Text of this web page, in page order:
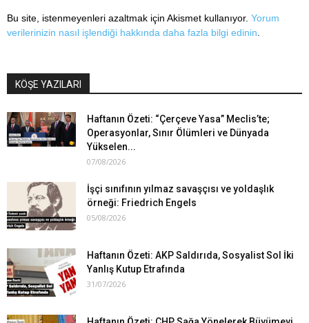
Bu site, istenmeyenleri azaltmak için Akismet kullanıyor. Yorum
verilerinizin nasıl işlendiği hakkında daha fazla bilgi edinin
KÖŞE YAZILARI
Haftanın Özeti: “Çerçeve Yasa” Meclis’te;
Operasyonlar, Sınır Ölümleri ve Dünyada
Yükselen...
07/08/2026
İşçi sınıfının yılmaz savaşçısı ve yoldaşlık
örneği: Friedrich Engels
05/08/2026
Haftanın Özeti: AKP Saldırıda, Sosyalist Sol İki
Yanlış Kutup Etrafında
31/07/2026